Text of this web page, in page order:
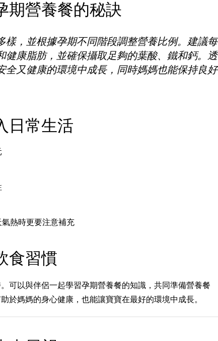
期營養餐的秘訣
樣，並根據孕期不同階段調整營養比例。建議每
健康脂肪，並確保攝取足夠的葉酸、鐵和鈣。透
全又健康的環境中成長，同時媽媽也能保持良好
日常生活
熱時更要注意補充
食習慣
可以與伴侶一起學習孕期營養餐的知識，共同準備營養餐
於媽媽的身心健康，也能讓寶寶在最好的環境中成長。